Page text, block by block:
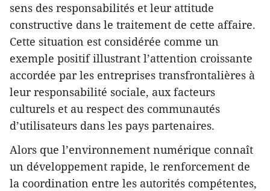
sens des responsabilités et leur attitude
constructive dans le traitement de cette affaire.
Cette situation est considérée comme un
exemple positif illustrant l’attention croissante
accordée par les entreprises transfrontalières à
leur responsabilité sociale, aux facteurs
culturels et au respect des communautés
d’utilisateurs dans les pays partenaires.
Alors que l’environnement numérique connaît
un développement rapide, le renforcement de
la coordination entre les autorités compétentes,